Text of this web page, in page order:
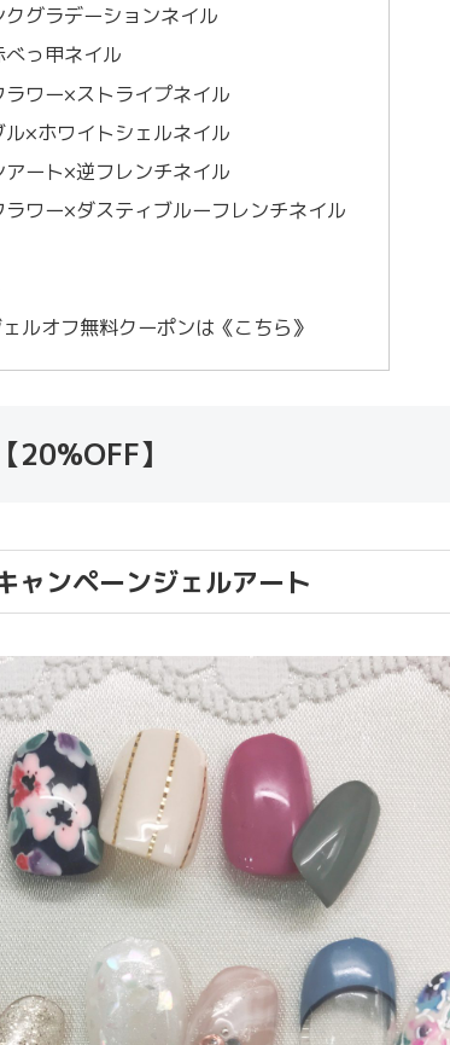
グラデーションネイル
っ甲ネイル
ワー×ストライプネイル
×ホワイトシェルネイル
ート×逆フレンチネイル
ワー×ダスティブルーフレンチネイル
ルオフ無料クーポンは《こちら》
【20%OFF】
ャンペーンジェルアート